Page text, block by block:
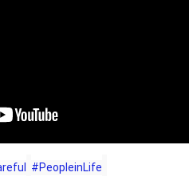
#PeopleinLife